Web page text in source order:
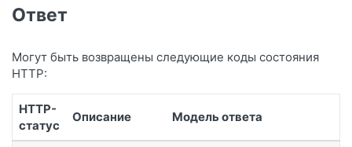
Ответ
Могут быть возвращены следующие коды состояния
HTTP:
HTTP-
статус
Описание Модель ответа